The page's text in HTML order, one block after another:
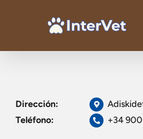
Dirección:
Teléfono:
+34